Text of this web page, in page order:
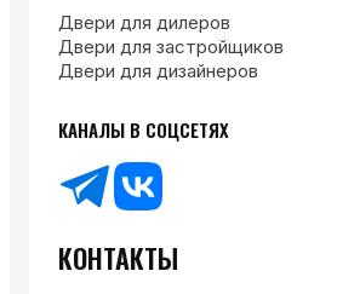
Двери для дилеров
Двери для застройщиков
Двери для дизайнеров
КАНАЛЫ В СОЦСЕТЯХ
КОНТАКТЫ